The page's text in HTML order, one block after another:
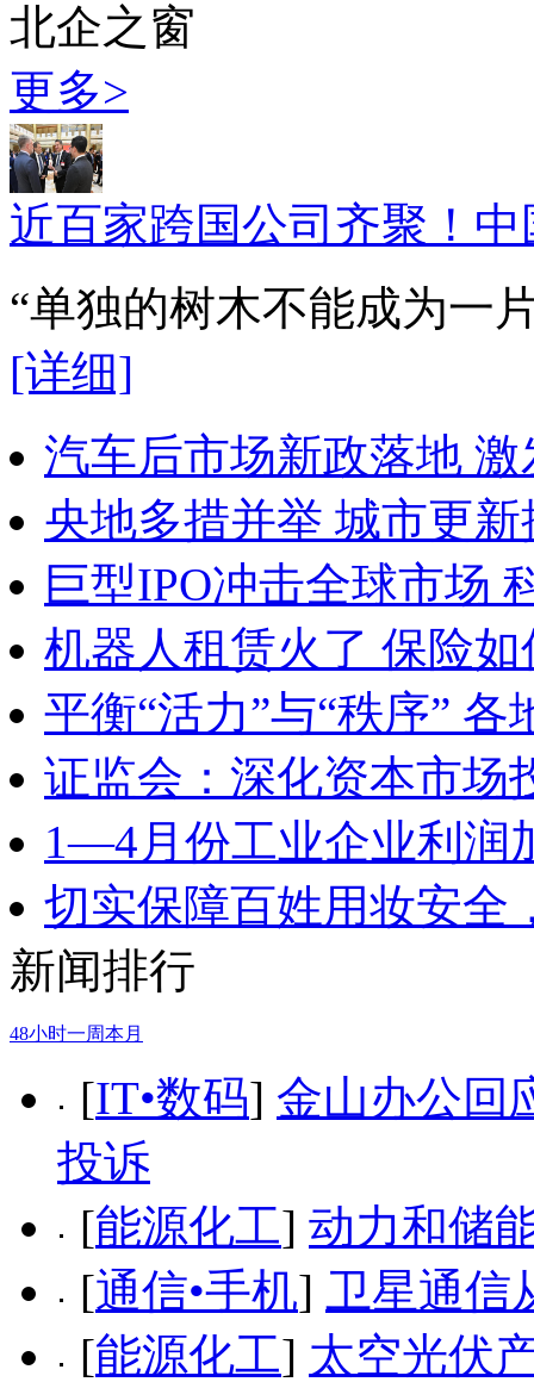
北企之窗
更多>
近百家跨国公司齐聚！
“单独的树木不能成为一
[详细]
汽车后市场新政落地
央地多措并举 城市更新
巨型IPO冲击全球市场
机器人租赁火了 保险
平衡“活力”与“秩序”
证监会：深化资本市场
1—4月份工业企业利润
切实保障百姓用妆安全
新闻排行
48小时一周本月
[IT•数码] 金山办公回
投诉
[能源化工] 动力和储
[通信•手机] 卫星通信
[能源化工] 太空光伏